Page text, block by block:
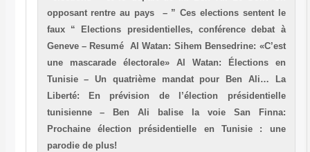
opposant rentre au pays – ” Ces elections sentent le
faux “ Elections presidentielles, conférence debat à
Geneve – ResuméAl Watan: Sihem Bensedrine: «C’est
une mascarade électorale»Al Watan: Élections en
Tunisie – Un quatrième mandat pour Ben Ali…
La
Liberté: En prévision de l’élection présidentielle
tunisienne – Ben Ali balise la voieSan Finna:
Prochaine élection présidentielle en Tunisie : une
parodie de plus!